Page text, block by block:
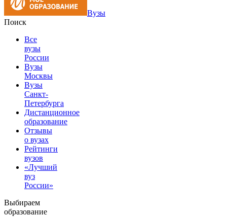
Вузы
Поиск
Все
вузы
России
Вузы
Москвы
Вузы
Санкт-
Петербурга
Дистанционное
образование
Отзывы
о вузах
Рейтинги
вузов
«Лучший
вуз
России»
Выбираем
образование